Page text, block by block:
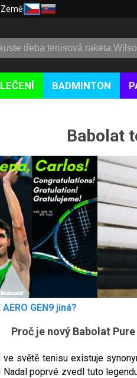
Země
BADMINTON
Babolat
GEN9 jiná?
Proč je nový Babolat
ve světě tenisu existuje
Nadal poprvé zvedl tuto